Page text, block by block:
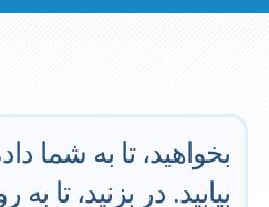
بخواهيد، تا به شما
بيابيد. در بزنيد، تا